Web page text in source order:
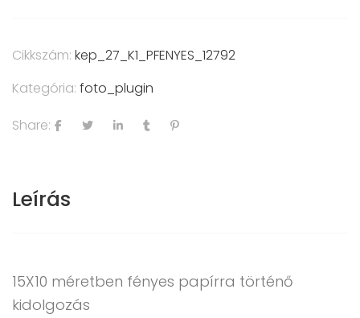
Cikkszám: kep_27_K1_PFENYES_12792
Kategória: foto_plugin
Share:
Leírás
15X10 méretben fényes papírra történő
kidolgozás